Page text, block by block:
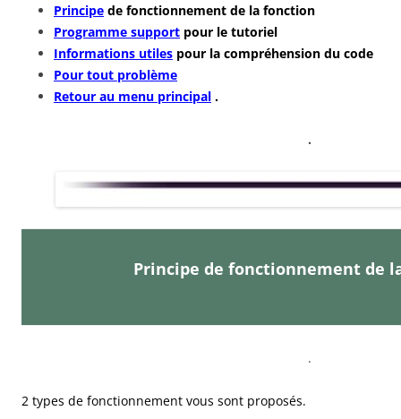
Principe de fonctionnement de la fonction
Programme support pour le tutoriel
Informations utiles pour la compréhension du code
Pour tout problème
Retour au menu principal .
.
Principe de fonctionnement de
.
2 types de fonctionnement vous sont proposés.